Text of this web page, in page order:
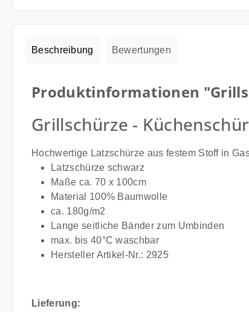
Beschreibung Bewertungen
Produktinformationen
Grillschürze -
Hochwertige Latzschürze aus festem Stoff in
Latzschürze schwarz
Maße ca. 70 x 100cm
Material 100% Baumwolle
ca. 180g/m2
Lange seitliche Bänder zum Umbinden
max. bis 40°C waschbar
Hersteller Artikel-Nr.: 2925
Lieferung: